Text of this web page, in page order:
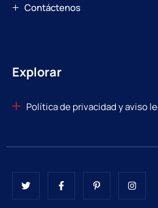
Contáctenos
Explorar
Política de privacidad y aviso